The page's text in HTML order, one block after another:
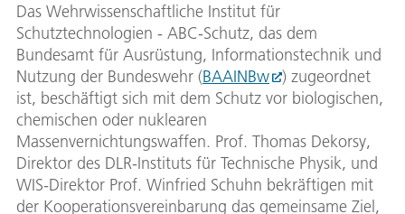
Das Wehrwissenschaftliche Institut für
Schutztechnologien - ABC-Schutz, das dem
Bundesamt für Ausrüstung, Informationstechnik und
Nutzung der Bundeswehr (BAAINBw
) zugeordnet
ist, beschäftigt sich mit dem Schutz vor biologischen,
chemischen oder nuklearen
Massenvernichtungswaffen. Prof. Thomas Dekorsy,
Direktor des DLR-Instituts für Technische Physik, und
WIS-Direktor Prof. Winfried Schuhn bekräftigen mit
der Kooperationsvereinbarung das gemeinsame Ziel,